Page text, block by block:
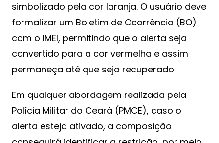
simbolizado pela cor laranja. O usuário deve
formalizar um Boletim de Ocorrência (BO)
com o IMEI, permitindo que o alerta seja
convertido para a cor vermelha e assim
permaneça até que seja recuperado.
Em qualquer abordagem realizada pela
Polícia Militar do Ceará (PMCE), caso o
alerta esteja ativado, a composição